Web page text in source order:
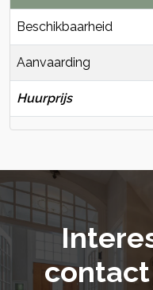
Beschikbaarheid
Aanvaarding
Huurprijs